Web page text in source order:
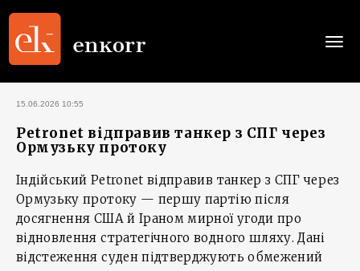
15.06.2026 10:55
Petronet відправив танкер з СПГ через
Ормузьку протоку
Індійський Petronet відправив танкер з СПГ через
Ормузьку протоку — першу партію після
досягнення США й Іраном мирної угоди про
відновлення стратегічного водного шляху. Дані
відстеження суден підтверджують обмежений